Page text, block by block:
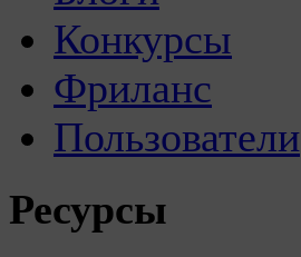
Конкурсы
Фриланс
Пользователи
Ресурсы